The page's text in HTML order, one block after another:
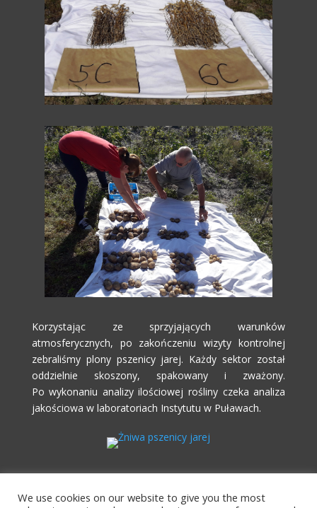
Korzystając ze sprzyjających warunków
atmosferycznych, po zakończeniu wizyty kontrolnej
zebraliśmy plony pszenicy jarej. Każdy sektor został
oddzielnie skoszony, spakowany i zważony.
Po wykonaniu analizy ilościowej rośliny czeka analiza
jakościowa w laboratoriach Instytutu w Puławach.
We use cookies on our website to give you the most